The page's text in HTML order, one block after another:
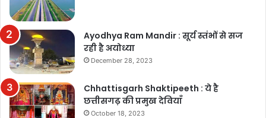
Ayodhya Ram Mandir : सूर्य स्तंभों से सज
रही है अयोध्या
December 28, 2023
Chhattisgarh Shaktipeeth : ये है
छत्तीसगढ़ की प्रमुख देवियाँ
October 18, 2023